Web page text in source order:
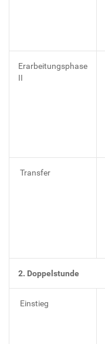
Erarbeitungsphase
II
Transfer
2. Doppelstunde
Einstieg